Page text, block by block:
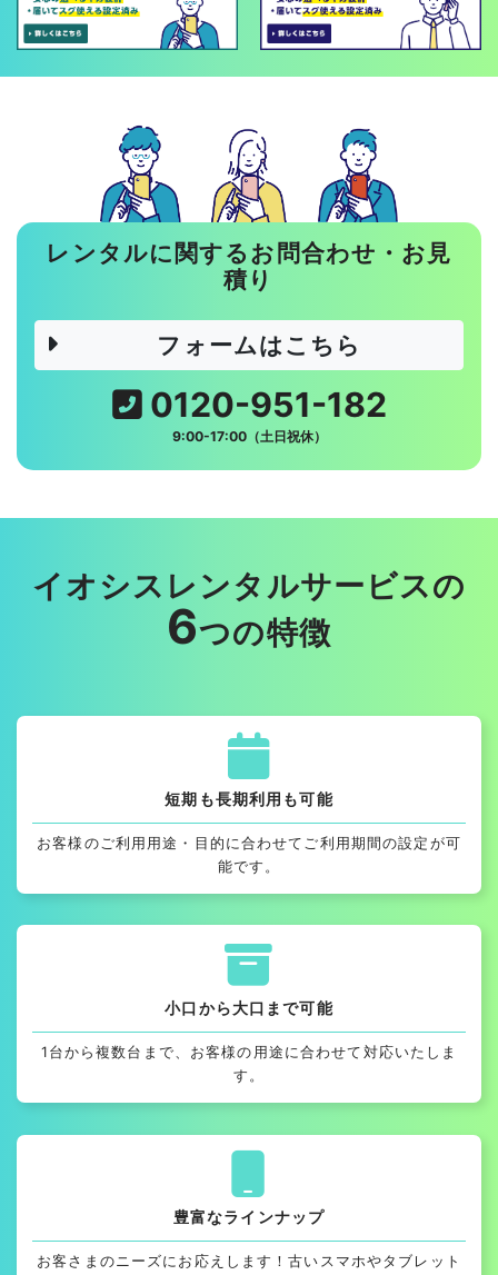
レンタルに関するお問合わせ・お見
積り
フォームはこちら
0120-951-182
9:00-17:00（土日祝休）
イオシスレンタルサービスの
6つの特徴
短期も長期利用も可能
お客様のご利用用途・目的に合わせてご利用期間の設定が可
能です。
小口から大口まで可能
1台から複数台まで、お客様の用途に合わせて対応いたしま
す。
豊富なラインナップ
お客さまのニーズにお応えします！古いスマホやタブレット